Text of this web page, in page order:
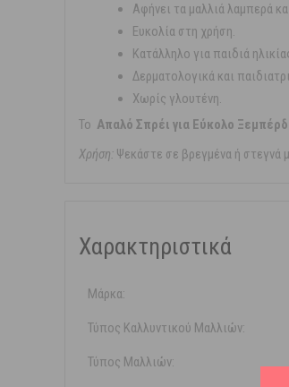
Αφήνει τα μαλλιά λαμπερά
Ευκολία στη χρήση.
Κατάλληλο για παιδιά
Δερματολογικά και
Χωρίς γλουτένη.
Το Απαλό Σπρέι για Εύκολο
Χρήση: Ψεκάστε σε βρεγμένα ή στεγνά
Χαρακτηριστικά
Μάρκα:
Τύπος Καλλυντικού Μαλλιών:
Τύπος Μαλλιών: